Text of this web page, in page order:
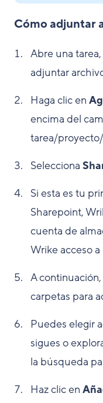
Cómo adjuntar
Abre una
adjuntar
Haga clic en
encima del
tarea/
Selecciona
Si esta es tu
Sharepoint,
cuenta de
Wrike acceso a
A
carpetas para
Puedes elegir
sigues o
la búsqueda
Haz clic en